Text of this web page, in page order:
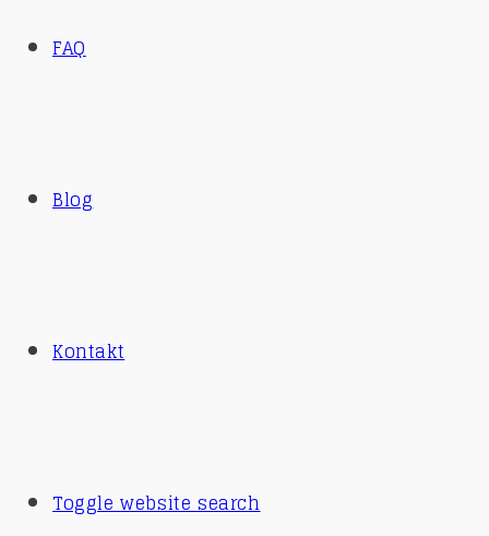
FAQ
Blog
Kontakt
Toggle website search